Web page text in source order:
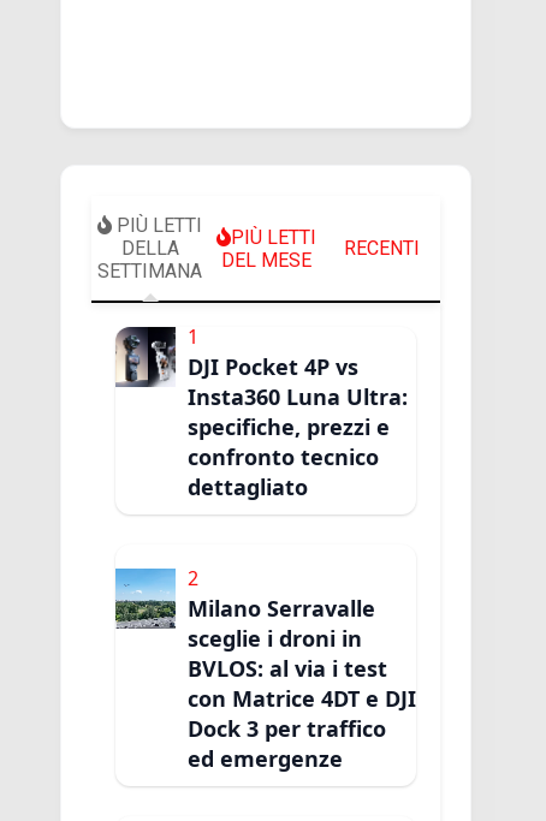
PIÙ LETTI
DELLA
SETTIMANA
PIÙ LETTI
DEL MESE
RECENTI
1
DJI Pocket 4P vs
Insta360 Luna Ultra:
specifiche, prezzi e
confronto tecnico
dettagliato
2
Milano Serravalle
sceglie i droni in
BVLOS: al via i test
con Matrice 4DT e DJI
Dock 3 per traffico
ed emergenze